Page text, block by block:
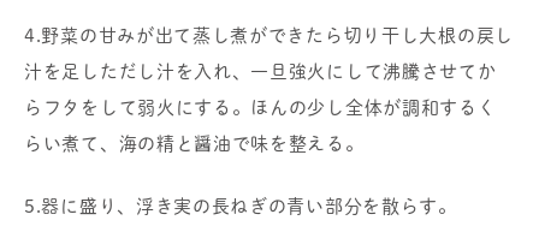
4.野菜の甘みが出て蒸し煮ができたら切り干し大根の戻し
汁を足しただし汁を入れ、一旦強火にして沸騰させてか
らフタをして弱火にする。ほんの少し全体が調和するく
らい煮て、海の精と醤油で味を整える。
5.器に盛り、浮き実の長ねぎの青い部分を散らす。